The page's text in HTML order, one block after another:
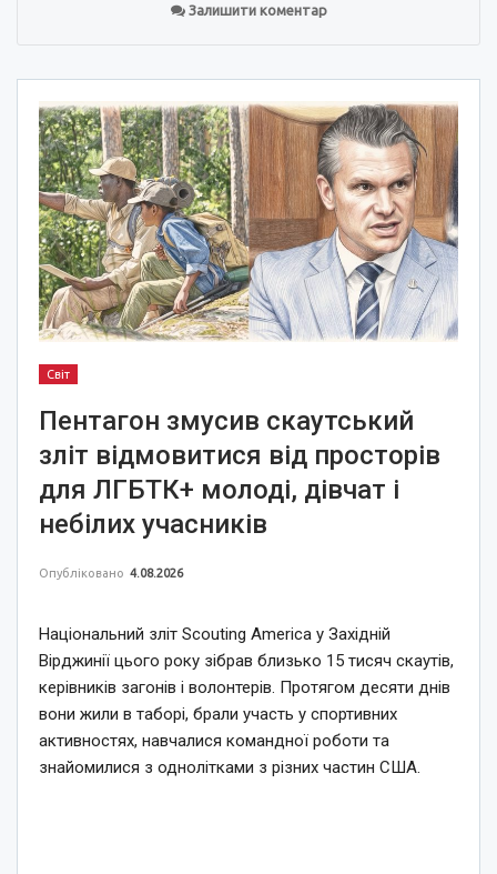
Залишити коментар
Світ
Пентагон змусив скаутський
зліт відмовитися від просторів
для ЛГБТК+ молоді, дівчат і
небілих учасників
Опубліковано 4.08.2026
Національний зліт Scouting America у Західній
Вірджинії цього року зібрав близько 15 тисяч скаутів,
керівників загонів і волонтерів. Протягом десяти днів
вони жили в таборі, брали участь у спортивних
активностях, навчалися командної роботи та
знайомилися з однолітками з різних частин США.